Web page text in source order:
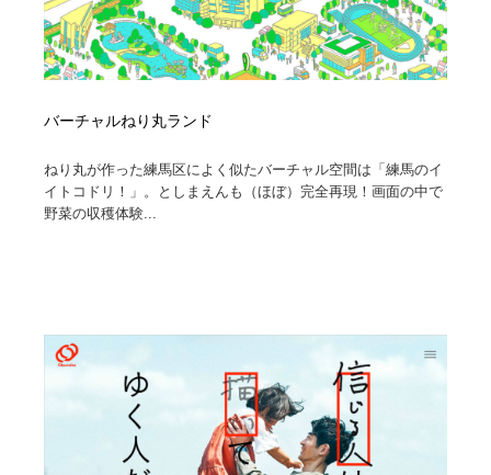
バーチャルねり丸ランド
ねり丸が作った練馬区によく似たバーチャル空間は「練馬のイ
イトコドリ！」。としまえんも（ほぼ）完全再現！画面の中で
野菜の収穫体験...